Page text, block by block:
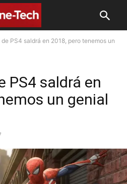
PS4 saldrá en 2018, pero tenemos un
PS4 saldrá en
un genial